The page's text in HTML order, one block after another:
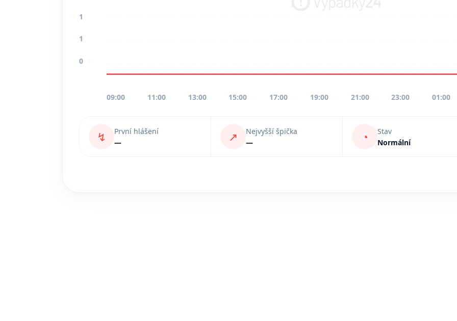
1
1
0
09:00 11:00 13:00 15:00 17:00 19:00 21:00 23:00 01:00
↯
První hlášení
—
↗
Nejvyšší špička
—
◔
Stav
Normální